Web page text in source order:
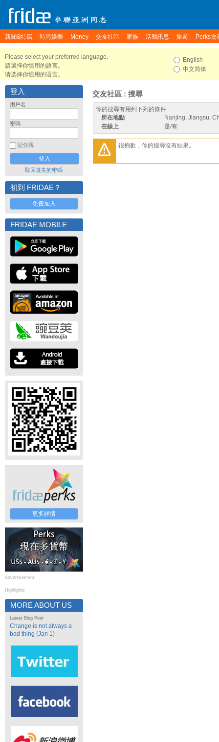
新聞&特寫 時尚娛樂 Money 交友社區 家族 活動訊息 旅遊 Perks會
Please select your preferred language.
請選擇你慣用的語言。
请选择你惯用的语言。
English
中文简体
登入
用戶名
密碼
記住我
取回遺失的密碼
初到 FRIDAE？
免費加入
FRIDAE MOBILE
更多詳情
Advertisement
Highlights
MORE ABOUT US
Latest Blog Post
Change is not always a
bad thing (Jan 1)
交友社區 : 搜尋
你的搜尋有用到下列的條件:
所在地點
Nanjing, Jiangsu,
在線上
是/有
很抱歉，你的搜尋沒有結果。